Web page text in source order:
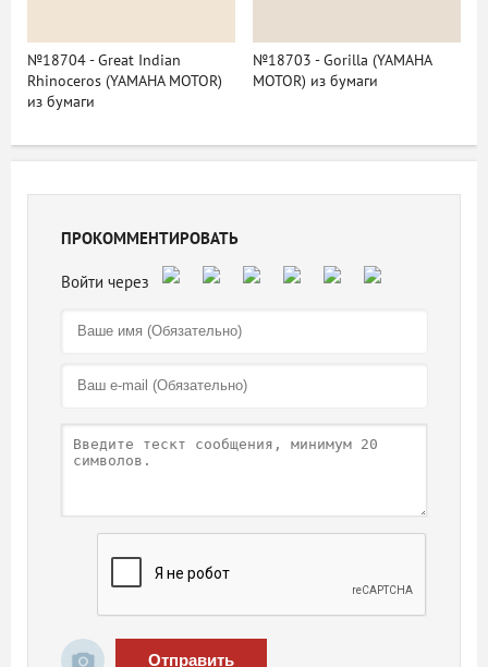
№18704 - Great Indian
Rhinoceros (YAMAHA MOTOR)
из бумаги
№18703 - Gorilla (YAMAHA
MOTOR) из бумаги
ПРОКОММЕНТИРОВАТЬ
Отправить